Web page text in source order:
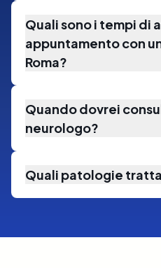
Quali sono i tempi di
appuntamento con
Roma?
Quando dovrei
neurologo?
Quali patologie